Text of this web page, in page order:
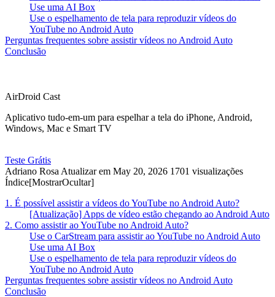
Use uma AI Box
Use o espelhamento de tela para reproduzir vídeos do
YouTube no Android Auto
Perguntas frequentes sobre assistir vídeos no Android Auto
Conclusão
AirDroid Cast
Aplicativo tudo-em-um para espelhar a tela do iPhone, Android,
Windows, Mac e Smart TV
Teste Grátis
Adriano Rosa Atualizar em May 20, 2026 1701 visualizações
Índice[MostrarOcultar]
1. É possível assistir a vídeos do YouTube no Android Auto?
[Atualização] Apps de vídeo estão chegando ao Android Auto
2. Como assistir ao YouTube no Android Auto?
Use o CarStream para assistir ao YouTube no Android Auto
Use uma AI Box
Use o espelhamento de tela para reproduzir vídeos do
YouTube no Android Auto
Perguntas frequentes sobre assistir vídeos no Android Auto
Conclusão